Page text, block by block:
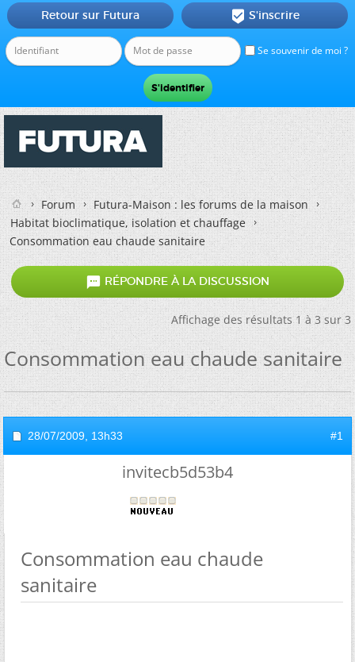
Se souvenir de moi ?
Retour sur Futura  S'inscrire
Forum
Futura-Maison : les forums de la maison
Habitat bioclimatique, isolation et chauffage
Consommation eau chaude sanitaire
 RÉPONDRE À LA DISCUSSION
Affichage des résultats 1 à 3 sur 3
Consommation eau chaude sanitaire
28/07/2009, 13h33 #1
invitecb5d53b4
Consommation eau chaude
sanitaire